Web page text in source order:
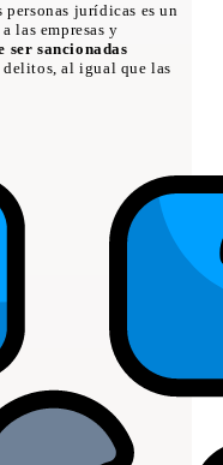
jurídicas es un
las empresas y
ser sancionadas
al igual que las